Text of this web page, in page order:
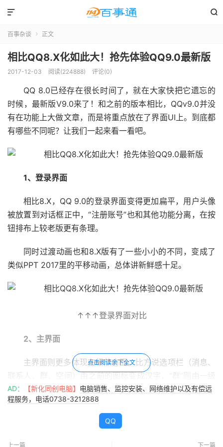


百事杂谈  正文
相比QQ8.X化如此大！抢先体验QQ9.0最新版
2017-12-03 阅读(224888) 评论(0)
QQ 8.0已经存在很长时间了，就在大家快把它遗忘的
时候，最新版V9.0来了！和之前的版本相比，QQv9.0并没
有在功能上大做文章，而是将重点放在了界面UI上。到底都
有哪些不同呢？让我们一起来看一看吧。
1、登录界面
相比8.X，QQ 9.0的登录界面变得更加扁平，用户头像
被放置到对话框正中，“注册账号”也和其他功能分离，在按
钮排布上较老版更有条理。
同时过渡动画也和8.X版有了一些小小的不同，变成了
类似PPT 2017里的平移动画，总体讲新鲜感十足。
↑↑↑登录界面对比
2、主界面
主界面则更多体现在细节方面，比方说选项栏（消息、
标签回归二级，与“好友”、“多人聊天”并列排布在“联系人”
下方。
联系人间距也被拉大，配合淡灰色好友动态，让整个界
面看起来更加舒服。
点击阅读余下全文
AD： 【新化同创电脑】 电脑销售、监控安装、网络维护以及有偿远
程服务，电话0738-3212888
QQ
上一篇 下一篇